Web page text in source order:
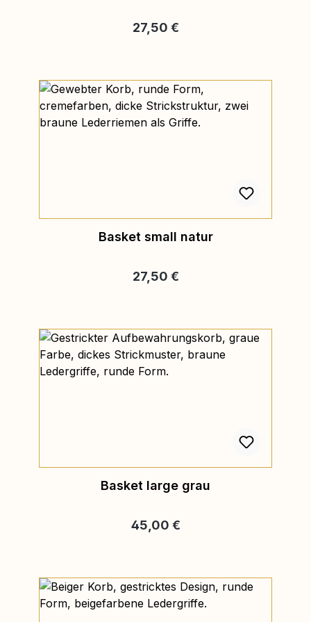
Regulärer Preis:
27,50 €
Basket small natur
Regulärer Preis:
27,50 €
Basket large grau
Regulärer Preis:
45,00 €